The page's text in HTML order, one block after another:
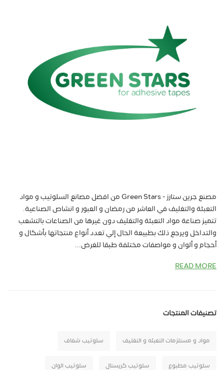
مصنع جرين ستارز - Green Stars من افضل مصانع السلوتيب و مواد
التعبئة والتغليف في العاشر من رمضان و العبور و انشاص الصناعية.
تتميز صناعة مواد التعبئة والتغليف دون غيرها من الصناعات بالتشعب
والتداخل ويرجع ذلك بطبيعة الحال إلي تعدد أنواع منتجاتها بأشكال و
أحجام و ألوان و مواصفات مختلفة طبقا للغرض...
READ MORE
تصنيفات المنتجات
مواد و مستلزمات التعبئه و التغليف سلوتيب شفاف
سلوتيب مطبوع سلوتيب كريستال سلوتيب الوان